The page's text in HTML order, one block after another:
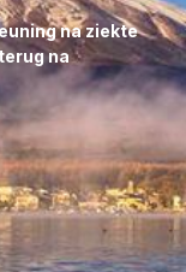
na ziekte
na
piekeren.
Yinkracht regelt
het cyclische
op emoties,